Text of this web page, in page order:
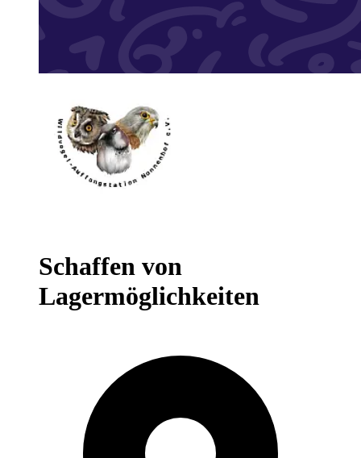
Schaffen von
Lagermöglichkeiten